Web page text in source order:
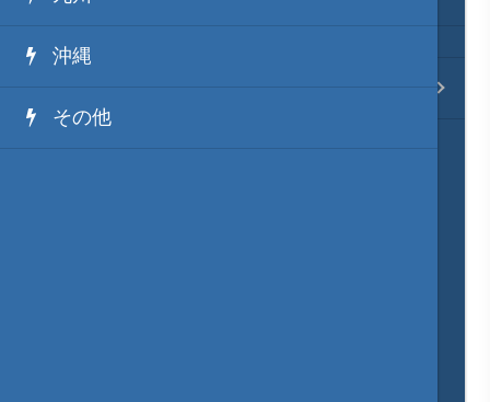
沖縄
その他